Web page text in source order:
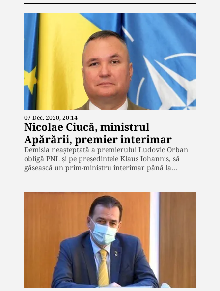
07 Dec. 2020, 20:14
Nicolae Ciucă, ministrul
Apărării, premier interimar
Demisia neașteptată a premierului Ludovic Orban
obligă PNL și pe președintele Klaus Iohannis, să
găsească un prim-ministru interimar până la…